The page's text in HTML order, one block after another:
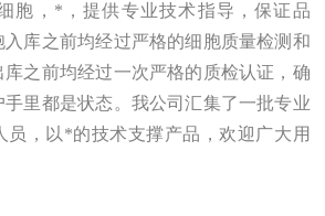
胞 ， *，提供专业技术指导 ，保证品
库之前均经过严格的细胞质量检测和
之前均经过一次严格的质检认证，确
里都是状态。 我公司汇集了一批专业
员，以*的技术支撑产品，欢迎广大用